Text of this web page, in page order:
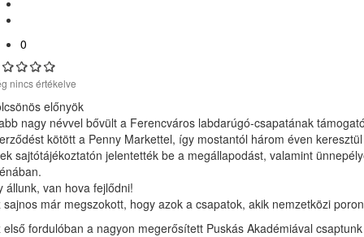
0
nincs értékelve
előnyök
nagy névvel bővült a Ferencváros labdarúgó-csapatának
kötött a Penny Markettel, így mostantól három éven
sajtótájékoztatón jelentették be a megállapodást, valamint
állunk, van hova fejlődni!
sajnos már megszokott, hogy azok a csapatok, akik nemzetközi
első fordulóban a nagyon megerősített Puskás Akadémiával